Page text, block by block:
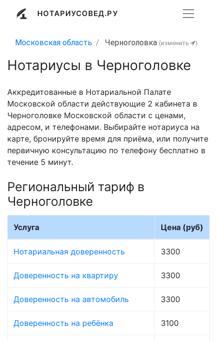
НОТАРИУСОВЕД.РУ
Московская область Черноголовка (изменить )
Нотариусы в Черноголовке
Аккредитованные в Нотариальной Палате
Московской области действующие 2 кабинета в
Черноголовке Московской области с ценами,
адресом, и телефонами. Выбирайте нотариуса на
карте, бронируйте время для приёма, или получите
первичную консультацию по телефону бесплатно в
течение 5 минут.
Региональный тариф в
Черноголовке
Услуга Цена (руб)
Нотариальная доверенность 3300
Доверенность на квартиру 3300
Доверенность на автомобиль 3300
Доверенность на ребёнка 3100